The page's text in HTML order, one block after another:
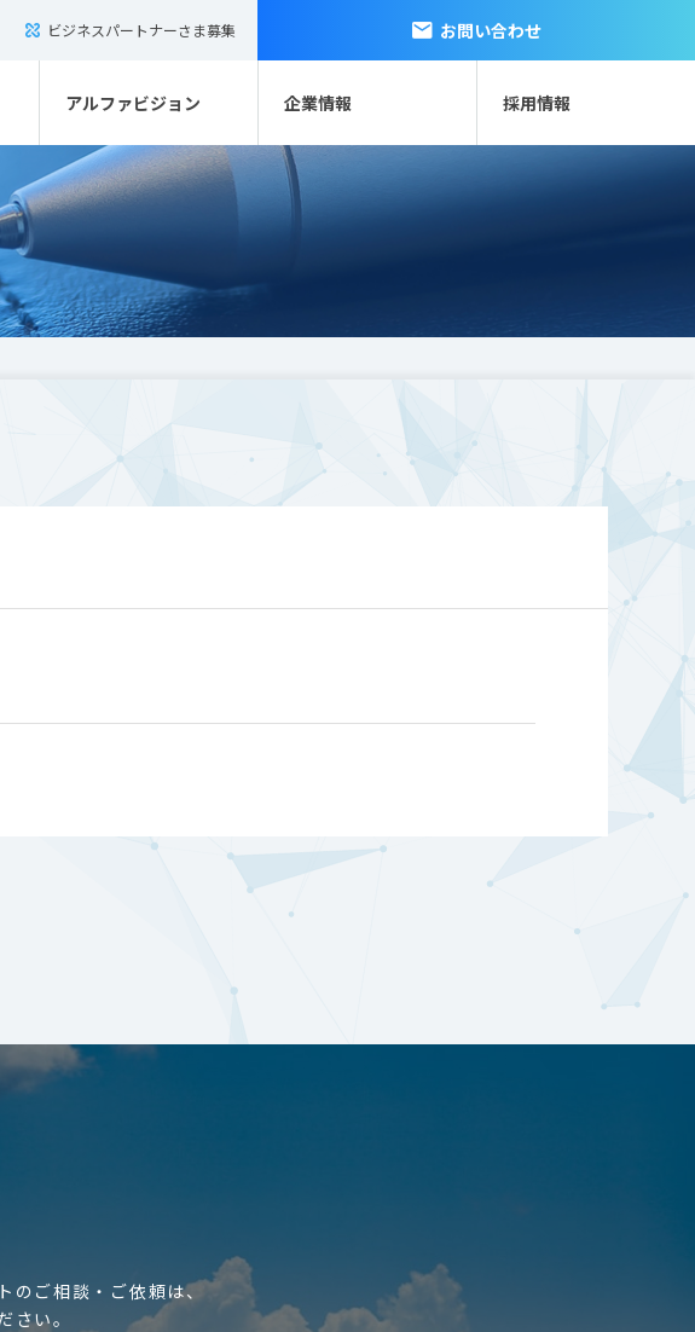
ビジネスパートナーさま募集 お問い合わせ
アルファビジョン 企業情報 採用情報
のご相談・ご依頼は、
さい。